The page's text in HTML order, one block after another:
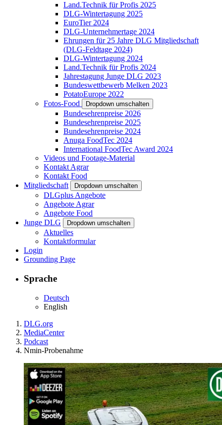
Land.Technik für Profis 2025
DLG-Wintertagung 2025
EuroTier 2024
DLG-Unternehmertage 2024
Ehrungen für 25 Jahre DLG Mitgliedschaft
(DLG-Feldtage 2024)
DLG-Wintertagung 2024
Land.Technik für Profis 2024
Jahrestagung Junge DLG 2023
Bundeswettbewerb Melken 2023
PotatoEurope 2022
Fotos-Food
Dropdown umschalten
Bundesehrenpreise 2026
Bundesehrenpreise 2025
Bundesehrenpreise 2024
Anuga FoodTec 2024
International FoodTec Award 2024
Videos und Footage-Material
Kontakt Agrar
Kontakt Food
Mitgliedschaft
Dropdown umschalten
DLGplus Angebote
Angebote Agrar
Angebote Food
Junge DLG
Dropdown umschalten
Aktuelles
Kontaktformular
Login
Grounding Page
Sprache
Deutsch
English
DLG.org
MediaCenter
Podcast
Nmin-Probenahme